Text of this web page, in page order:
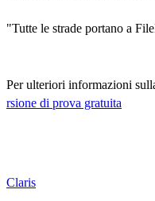
"Tutte le strade portano a
Per ulteriori informazioni
rsione di prova gratuita
Claris